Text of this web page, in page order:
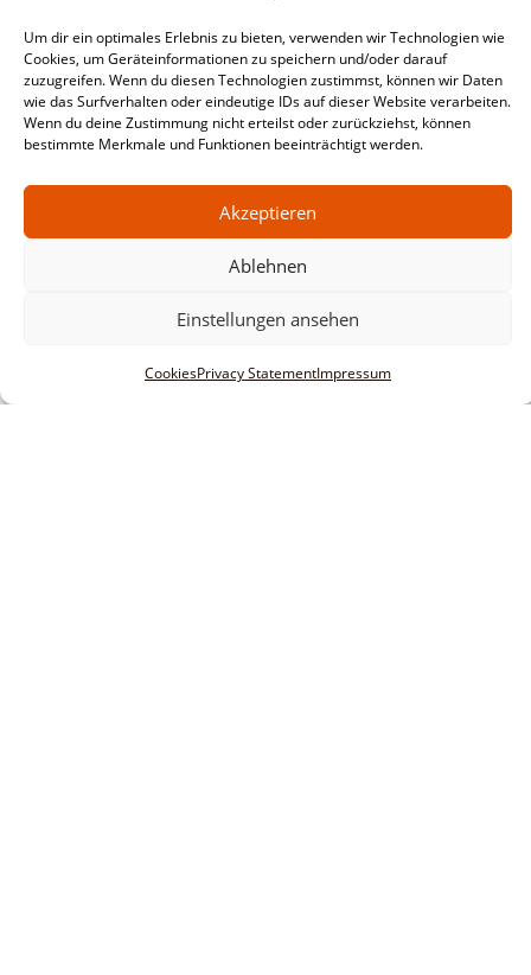
Um dir ein optimales Erlebnis zu bieten, verwenden wir Technologien wie
Cookies, um Geräteinformationen zu speichern und/oder darauf
zuzugreifen. Wenn du diesen Technologien zustimmst, können wir Daten
wie das Surfverhalten oder eindeutige IDs auf dieser Website verarbeiten.
Wenn du deine Zustimmung nicht erteilst oder zurückziehst, können
bestimmte Merkmale und Funktionen beeinträchtigt werden.
Akzeptieren
Ablehnen
Einstellungen ansehen
CookiesPrivacy StatementImpressum